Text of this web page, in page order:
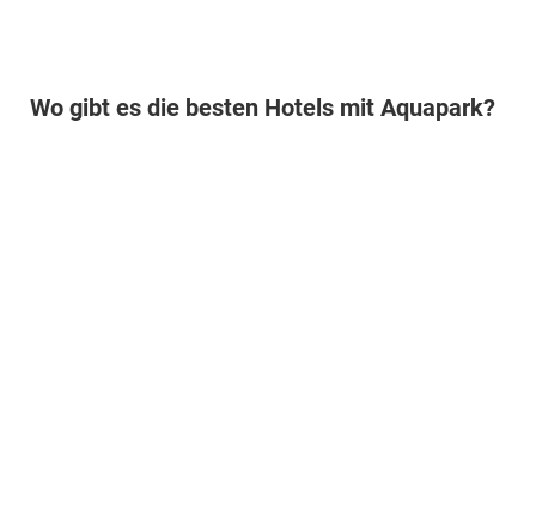
Wo gibt es die besten Hotels mit Aquapark?